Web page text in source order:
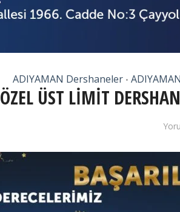
ADIYAMAN Dershaneler •
ÖZEL ÜST LİMİT